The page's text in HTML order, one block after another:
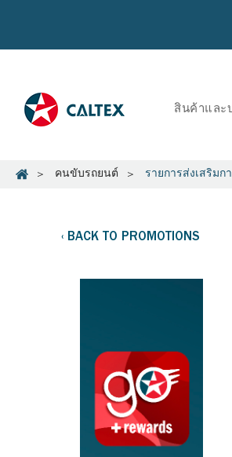
สินค้าและ
คนขับรถยนต์ รายการส่งเสริมก
BACK TO PROMOTIONS